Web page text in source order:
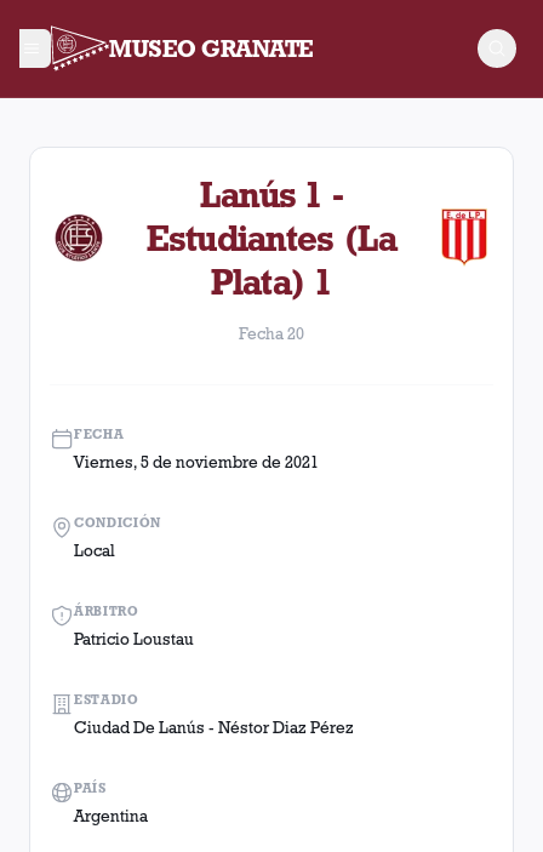
MUSEO GRANATE
Fecha 20. Partido entre Lanús y Estudiantes (La Plata)
Lanús 1 -
Estudiantes (La
Plata) 1
Fecha 20
FECHA
Viernes, 5 de noviembre de 2021
ÁRBITRO
Patricio Loustau
CONDICIÓN
Local
ESTADIO
Ciudad De Lanús - Néstor Diaz Pérez
PAÍS
Argentina